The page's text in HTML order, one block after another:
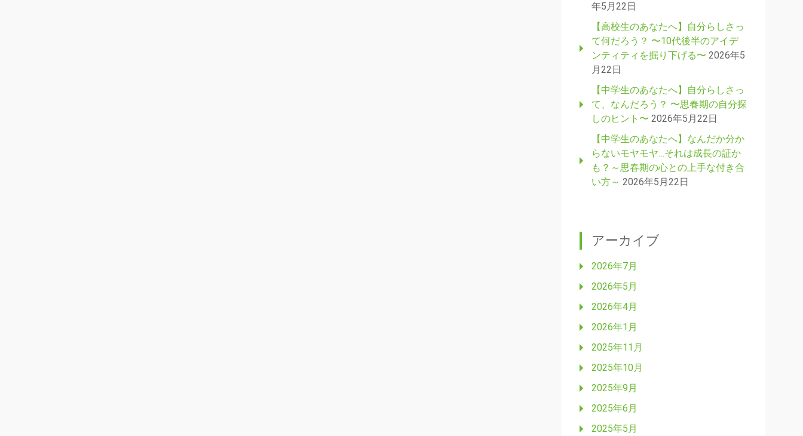
年5月22日
【高校生のあなたへ】自分らしさっ
て何だろう？ 〜10代後半のアイデ
ンティティを掘り下げる〜 2026年5
月22日
【中学生のあなたへ】自分らしさっ
て、なんだろう？ 〜思春期の自分探
しのヒント〜 2026年5月22日
【中学生のあなたへ】なんだか分か
らないモヤモヤ…それは成長の証か
も？～思春期の心との上手な付き合
い方～ 2026年5月22日
アーカイブ
2026年7月
2026年5月
2026年4月
2026年1月
2025年11月
2025年10月
2025年9月
2025年6月
2025年5月